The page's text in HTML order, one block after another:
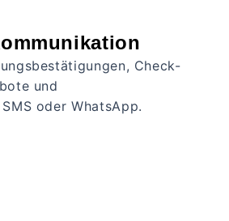
Check-
und
oder WhatsApp.